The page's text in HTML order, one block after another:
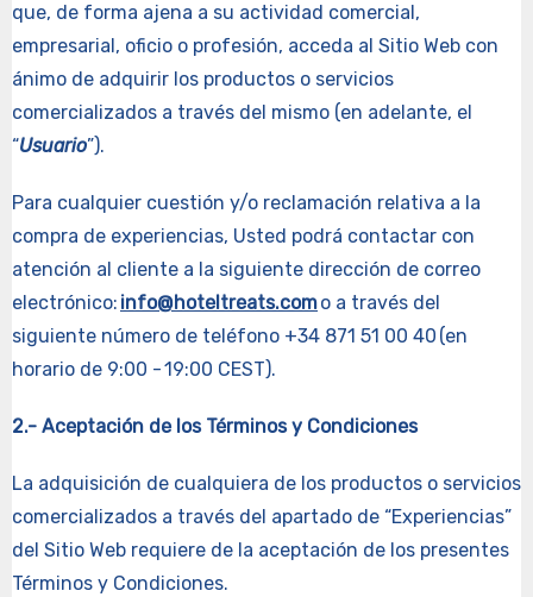
que, de forma ajena a su actividad comercial,
empresarial, oficio o profesión, acceda al Sitio Web con
ánimo de adquirir los productos o servicios
comercializados a través del mismo (en adelante, el
“Usuario”).
Para cualquier cuestión y/o reclamación relativa a la
compra de experiencias, Usted podrá contactar con
atención al cliente a la siguiente dirección de correo
electrónico: info@hoteltreats.como a través del
siguiente número de teléfono +34 871 51 00 40 (en
horario de 9:00 - 19:00 CEST).
2.- Aceptación de los Términos y Condiciones
La adquisición de cualquiera de los productos o servicios
comercializados a través del apartado de “Experiencias”
del Sitio Web requiere de la aceptación de los presentes
Términos y Condiciones.